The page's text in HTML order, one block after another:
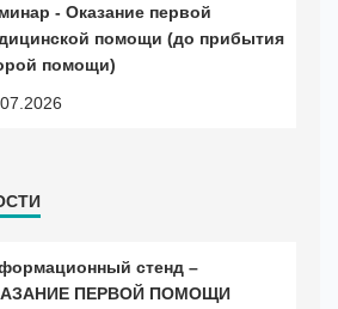
- Оказание первой
помощи (до прибытия
помощи)
стенд –
ПЕРВОЙ ПОМОЩИ